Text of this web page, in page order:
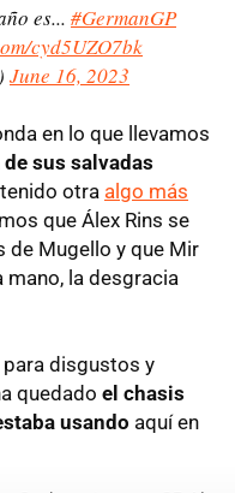
es... #GermanGP
cyd5UZO7bk
June 16, 2023
en lo que llevamos
sus salvadas
otra algo más
que Álex Rins se
de Mugello y que Mir
mano, la desgracia
para disgustos y
quedado el chasis
usando aquí en